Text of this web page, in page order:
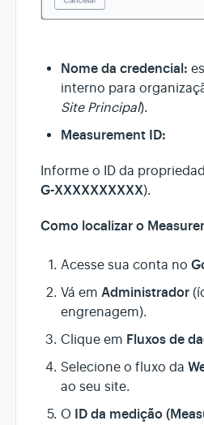
Nome da credencial:
interno para
Site Principal).
Measurement ID:
Informe o ID da
G-XXXXXXXXXX).
Como localizar o
Acesse sua conta no
Vá em Administrador
engrenagem).
Clique em Fluxos de
Selecione o fluxo da
ao seu site.
O ID da medição